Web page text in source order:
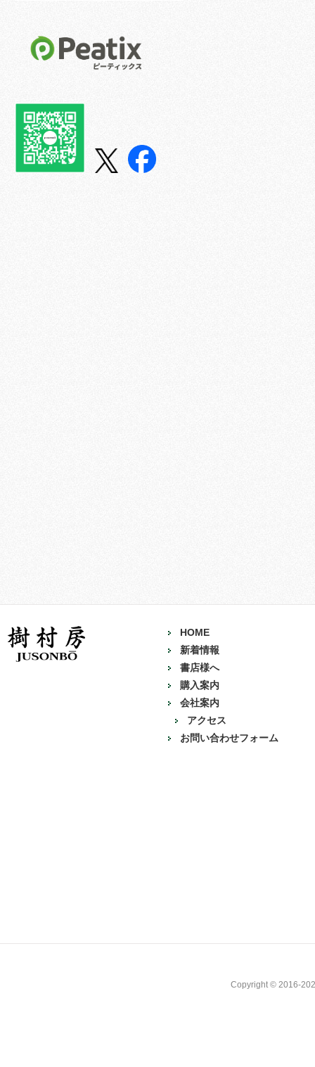
HOME
新着情報
書店様へ
購入案内
会社案内
アクセス
お問い合わせフォーム
Copyright © 2016-